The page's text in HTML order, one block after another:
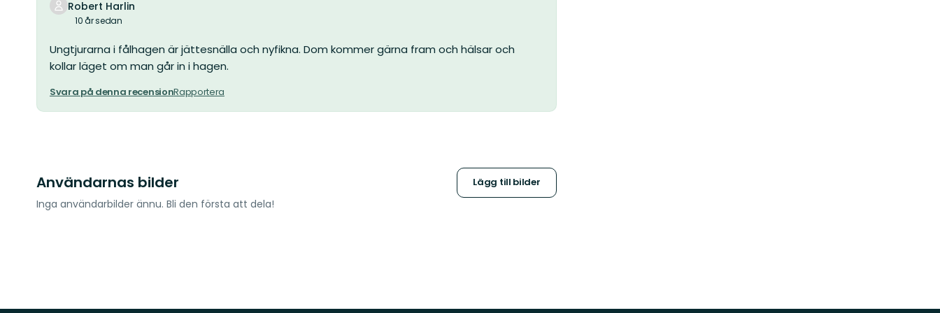
Robert Harlin
10 år sedan
Ungtjurarna i fålhagen är jättesnälla och nyfikna. Dom kommer gärna fram och hälsar och
kollar läget om man går in i hagen.
Svara på denna recensionRapportera
Användarnas bilder Lägg till bilder
Inga användarbilder ännu. Bli den första att dela!